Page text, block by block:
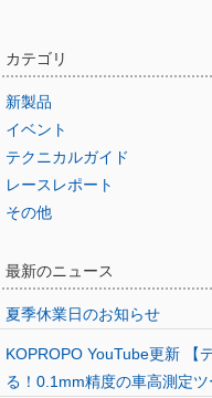
カテゴリ
新製品
イベント
テクニカルガイド
レースレポート
その他
最新のニュース
夏季休業日のお知らせ
KOPROPO YouTube更新 【
る！0.1mm精度の車高測定ツ